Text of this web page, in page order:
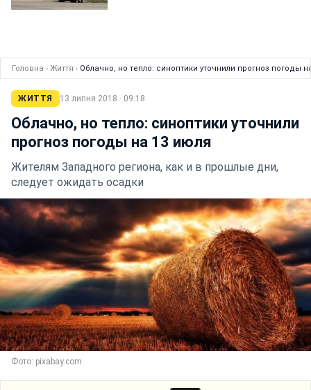
Головна › Життя › Облачно, но тепло: синоптики уточнили прогноз погоды
ЖИТТЯ 13 липня 2018 · 09:18
Облачно, но тепло: синоптики уточнили
прогноз погоды на 13 июля
Жителям Западного региона, как и в прошлые дни,
следует ожидать осадки
Фото: pixabay.com